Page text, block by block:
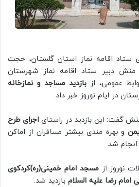
ستاد اقامه نماز استان گلستان، حجت
منش دبیر ستاد اقامه نماز شهرستان
عمومی، از بازدید مساجد و نمازخانه
در ایام نوروز خبر داد.
گفت: این بازدید در راستایاجرای طرح
و بهره مندی بیشتر مسافران از اماکن
شد.
نوروز از مسجد امام خمینی(ره)کردکوی
امام رضا علیه السلام بازدید شد.